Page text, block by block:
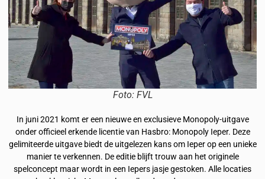
Foto: FVL
In juni 2021 komt er een nieuwe en exclusieve Monopoly-uitgave
onder officieel erkende licentie van Hasbro: Monopoly Ieper. Deze
gelimiteerde uitgave biedt de uitgelezen kans om Ieper op een unieke
manier te verkennen. De editie blijft trouw aan het originele
spelconcept maar wordt in een Iepers jasje gestoken. Alle locaties